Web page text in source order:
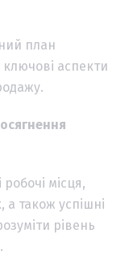
план
аспекти
місця,
також успішні
рівень